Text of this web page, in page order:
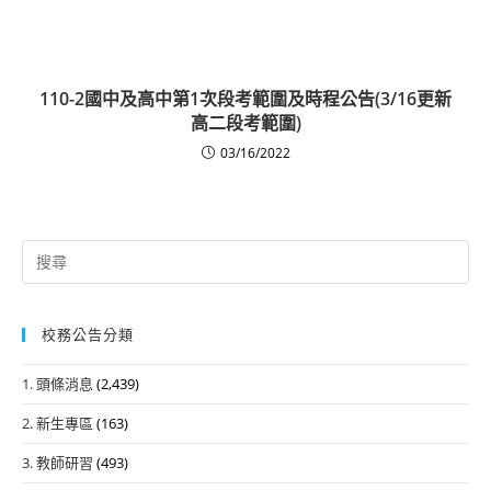
110-2國中及高中第1次段考範圍及時程公告(3/16更新
高二段考範圍)
03/16/2022
Search
for:
校務公告分類
1. 頭條消息 (2,439)
2. 新生專區 (163)
3. 教師研習 (493)